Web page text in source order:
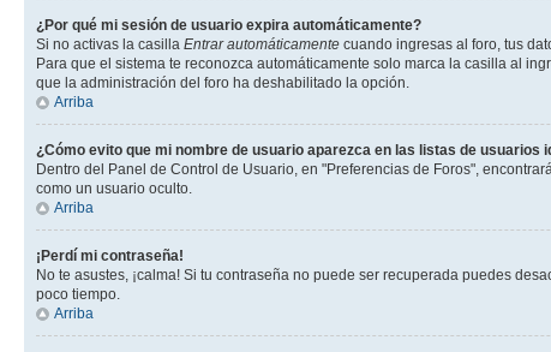
¿Por qué mi sesión de usuario expira automáticamente?
Si no activas la casilla Entrar automáticamente cuando ingresas al foro, tus
Para que el sistema te reconozca automáticamente solo marca la casilla al
que la administración del foro ha deshabilitado la opción.
Arriba
¿Cómo evito que mi nombre de usuario aparezca en las listas de usuarios
Dentro del Panel de Control de Usuario, en "Preferencias de Foros",
como un usuario oculto.
Arriba
¡Perdí mi contraseña!
No te asustes, ¡calma! Si tu contraseña no puede ser recuperada puedes
poco tiempo.
Arriba